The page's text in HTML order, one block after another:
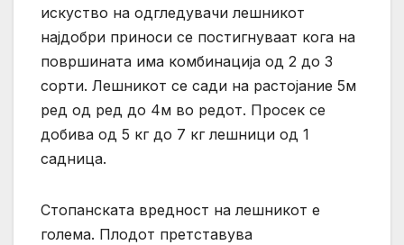
искуство на одгледувачи лешникот
најдобри приноси се постигнуваат кога на
површината има комбинација од 2 до 3
сорти. Лешникот се сади на растојание 5м
ред од ред до 4м во редот. Просек се
добива од 5 кг до 7 кг лешници од 1
садница.
Стопанската вредност на лешникот е
голема. Плодот претставува